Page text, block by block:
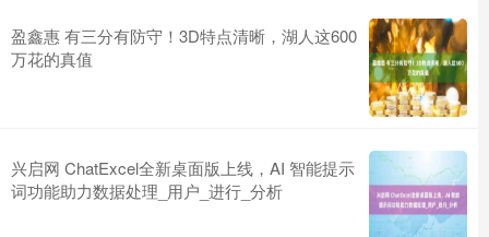
盈鑫惠 有三分有防守！3D特点清晰，湖人这600
万花的真值
兴启网 ChatExcel全新桌面版上线，AI 智能提示
词功能助力数据处理_用户_进行_分析